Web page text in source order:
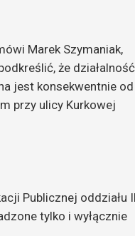
Marek Szymaniak,
że
jest konsekwentnie
przy ulicy Kurkowej
Publicznej oddziału
tylko i wyłącznie